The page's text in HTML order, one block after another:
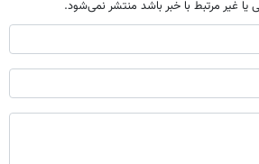
یا غیر مرتبط با خبر باشد منتشر نمی‌شود.